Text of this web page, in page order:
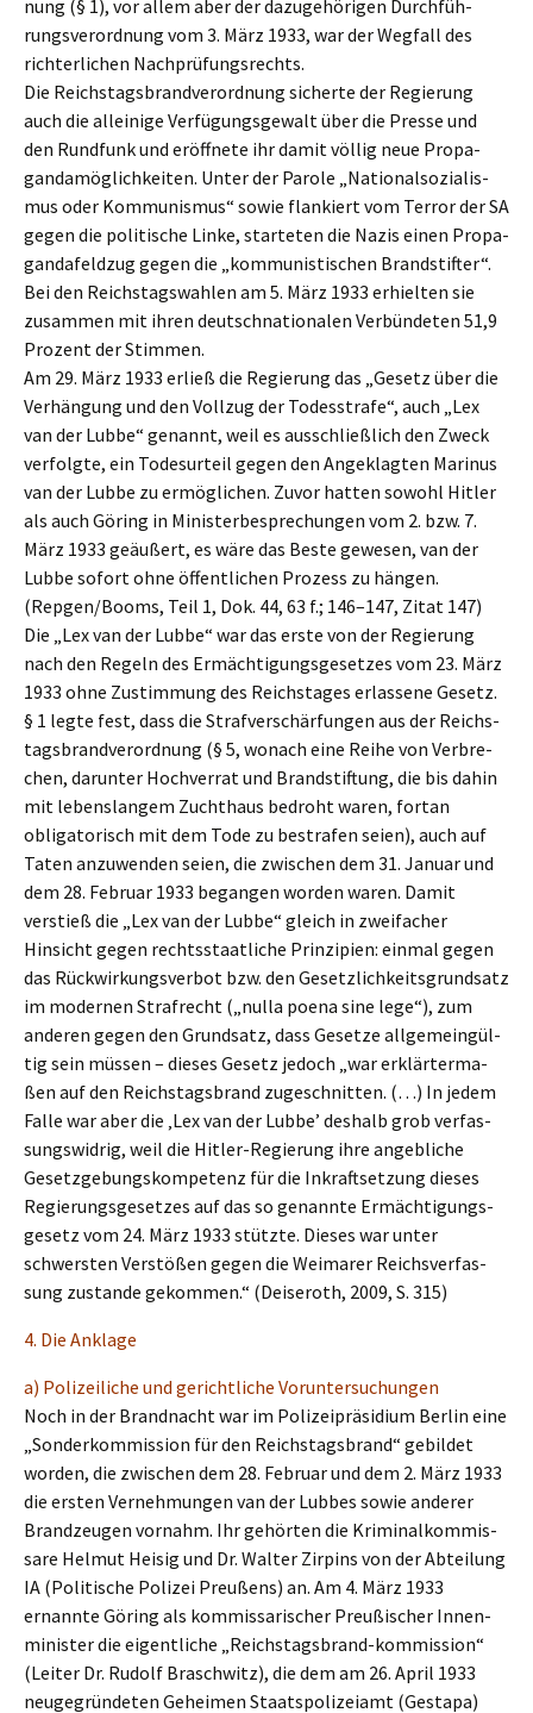
nung (§ 1), vor allem aber der dazuge­hö­ri­gen Durch­füh­
rungs­ver­ord­nung vom 3. März 1933, war der Wegfall des
richter­li­chen Nachprüfungsrechts.
Die Reichs­tags­brand­ver­ord­nung sicher­te der Regie­rung
auch die allei­ni­ge Verfü­gungs­ge­walt über die Presse und
den Rundfunk und eröff­ne­te ihr damit völlig neue Propa­
gan­da­mög­lich­kei­ten. Unter der Parole „Natio­nal­so­zia­lis­
mus oder Kommu­nis­mus“ sowie flankiert vom Terror der SA
gegen die politi­sche Linke, starte­ten die Nazis einen Propa­
gan­da­feld­zug gegen die „kommu­nis­ti­schen Brand­stif­ter“.
Bei den Reichs­tags­wah­len am 5. März 1933 erhiel­ten sie
zusam­men mit ihren deutsch­na­tio­na­len Verbün­de­ten 51,9
Prozent der Stimmen.
Am 29. März 1933 erließ die Regie­rung das „Gesetz über die
Verhän­gung und den Vollzug der Todes­stra­fe“, auch „Lex
van der Lubbe“ genannt, weil es ausschließ­lich den Zweck
verfolg­te, ein Todes­ur­teil gegen den Angeklag­ten Marinus
van der Lubbe zu ermög­li­chen. Zuvor hatten sowohl Hitler
als auch Göring in Minis­ter­be­spre­chun­gen vom 2. bzw. 7.
März 1933 geäußert, es wäre das Beste gewesen, van der
Lubbe sofort ohne öffent­li­chen Prozess zu hängen.
(Repgen/Booms, Teil 1, Dok. 44, 63 f.; 146–147, Zitat 147)
Die „Lex van der Lubbe“ war das erste von der Regie­rung
nach den Regeln des Ermäch­ti­gungs­ge­set­zes vom 23. März
1933 ohne Zustim­mung des Reichs­ta­ges erlas­se­ne Gesetz.
§ 1 legte fest, dass die Straf­ver­schär­fun­gen aus der Reichs­
tags­brand­ver­ord­nung (§ 5, wonach eine Reihe von Verbre­
chen, darun­ter Hochver­rat und Brand­stif­tung, die bis dahin
mit lebens­lan­gem Zucht­haus bedroht waren, fortan
obliga­to­risch mit dem Tode zu bestra­fen seien), auch auf
Taten anzuwen­den seien, die zwischen dem 31. Januar und
dem 28. Febru­ar 1933 began­gen worden waren. Damit
verstieß die „Lex van der Lubbe“ gleich in zweifa­cher
Hinsicht gegen rechts­staat­li­che Prinzi­pi­en: einmal gegen
das Rückwir­kungs­ver­bot bzw. den Gesetz­lich­keits­grund­satz
im moder­nen Straf­recht („nulla poena sine lege“), zum
anderen gegen den Grund­satz, dass Geset­ze allge­mein­gül­
tig sein müssen – dieses Gesetz jedoch „war erklär­ter­ma­
ßen auf den Reichs­tags­brand zugeschnit­ten. (…) In jedem
Falle war aber die ‚Lex van der Lubbe’ deshalb grob verfas­
sungs­wid­rig, weil die Hitler-Regie­rung ihre angeb­li­che
Gesetz­ge­bungs­kom­pe­tenz für die Inkraft­set­zung dieses
Regie­rungs­ge­set­zes auf das so genann­te Ermäch­ti­gungs­
ge­setz vom 24. März 1933 stütz­te. Dieses war unter
schwers­ten Verstö­ßen gegen die Weima­rer Reichs­ver­fas­
sung zustan­de gekom­men.“ (Deiseroth, 2009, S. 315)
4. Die Anklage
a) Polizei­li­che und gericht­li­che Voruntersuchungen
Noch in der Brand­nacht war im Polizei­prä­si­di­um Berlin eine
„Sonder­kom­mis­si­on für den Reichs­tags­brand“ gebil­det
worden, die zwischen dem 28. Febru­ar und dem 2. März 1933
die ersten Verneh­mun­gen van der Lubbes sowie anderer
Brand­zeu­gen vornahm. Ihr gehör­ten die Krimi­nal­kom­mis­
sa­re Helmut Heisig und Dr. Walter Zirpins von der Abtei­lung
IA (Politi­sche Polizei Preußens) an. Am 4. März 1933
ernann­te Göring als kommis­sa­ri­scher Preußi­scher Innen­
mi­nis­ter die eigent­li­che „Reichs­tags­brand-kommis­si­on“
(Leiter Dr. Rudolf Braschwitz), die dem am 26. April 1933
neuge­grün­de­ten Gehei­men Staats­po­li­zei­amt (Gesta­pa)